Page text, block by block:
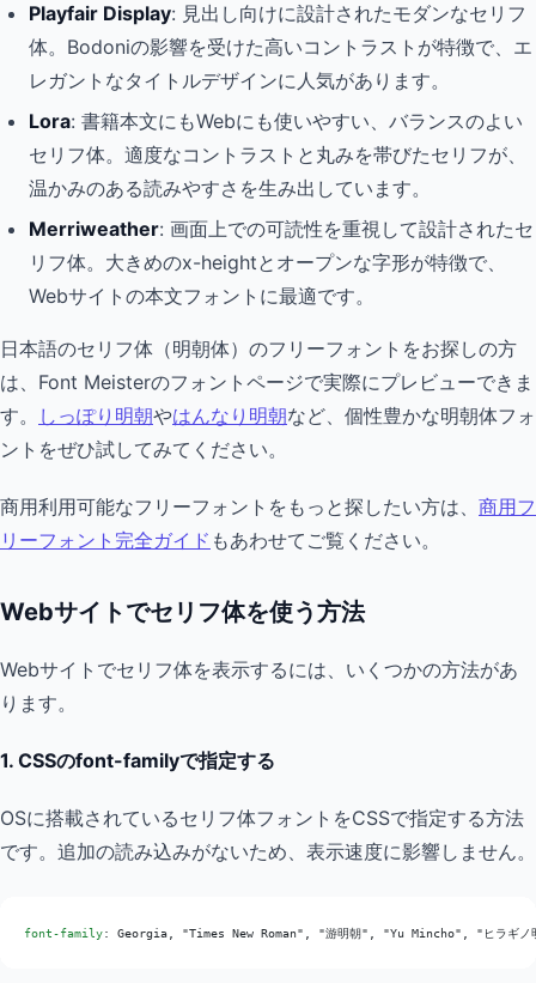
Playfair Display: 見出し向けに設計されたモダンなセリフ
体。Bodoniの影響を受けた高いコントラストが特徴で、エ
レガントなタイトルデザインに人気があります。
Lora: 書籍本文にもWebにも使いやすい、バランスのよい
セリフ体。適度なコントラストと丸みを帯びたセリフが、
温かみのある読みやすさを生み出しています。
Merriweather: 画面上での可読性を重視して設計されたセ
リフ体。大きめのx-heightとオープンな字形が特徴で、
Webサイトの本文フォントに最適です。
日本語のセリフ体（明朝体）のフリーフォントをお探しの方
は、Font Meisterのフォントページで実際にプレビューできま
す。
しっぽり明朝やはんなり明朝など、個性豊かな明朝体フォ
ントをぜひ試してみてください。
商用利用可能なフリーフォントをもっと探したい方は、 商用フ
リーフォント完全ガイド もあわせてご覧ください。
Webサイトでセリフ体を使う方法
Webサイトでセリフ体を表示するには、いくつかの方法があ
ります。
1. CSSのfont-familyで指定する
OSに搭載されているセリフ体フォントをCSSで指定する方法
です。追加の読み込みがないため、表示速度に影響しません。
font-family: Georgia, "Times New Roman", "游明朝", "Yu Mincho", "ヒラ